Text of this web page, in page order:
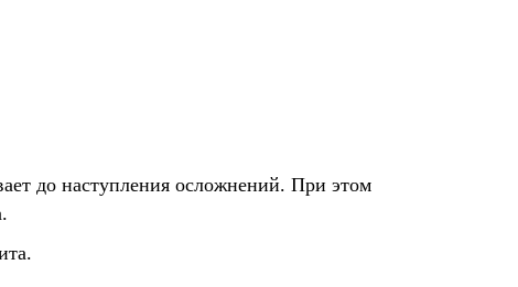
до наступления осложнений. При этом